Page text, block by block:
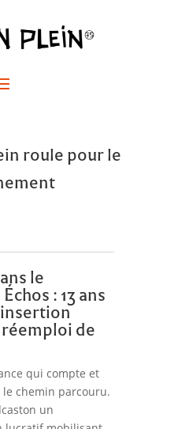
roule pour le
le
: 13 ans
de
qui compte et
chemin parcouru.
un